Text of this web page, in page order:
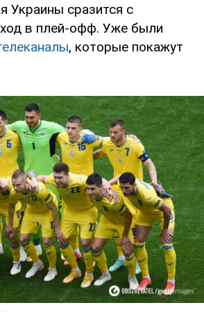
Украины сразится с
в плей-офф. Уже были
, которые покажут